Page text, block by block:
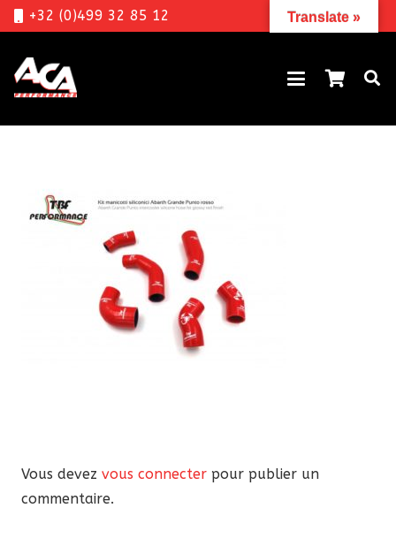
+32 (0)499 32 85 12
Vous devez vous connecter pour publier un
commentaire.
Translate »